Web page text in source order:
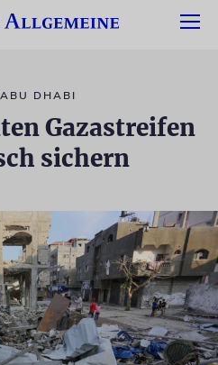
DHABI
Gazastreifen
sichern